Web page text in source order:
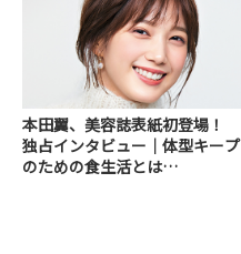
本田翼、美容誌表紙初登場！
独占インタビュー｜体型キープ
のための食生活とは…